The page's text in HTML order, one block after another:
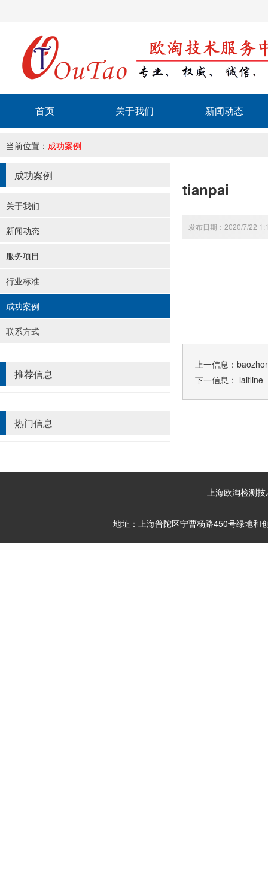
首页 关于我们 新闻动态
当前位置： 成功案例
成功案例
关于我们
新闻动态
服务项目
行业标准
成功案例
联系方式
推荐信息
热门信息
tianpai
发布日期：2020/7/22
上一信息：
下一信息： laifline
上海欧淘检测
地址：上海普陀区宁曹杨路450号绿地